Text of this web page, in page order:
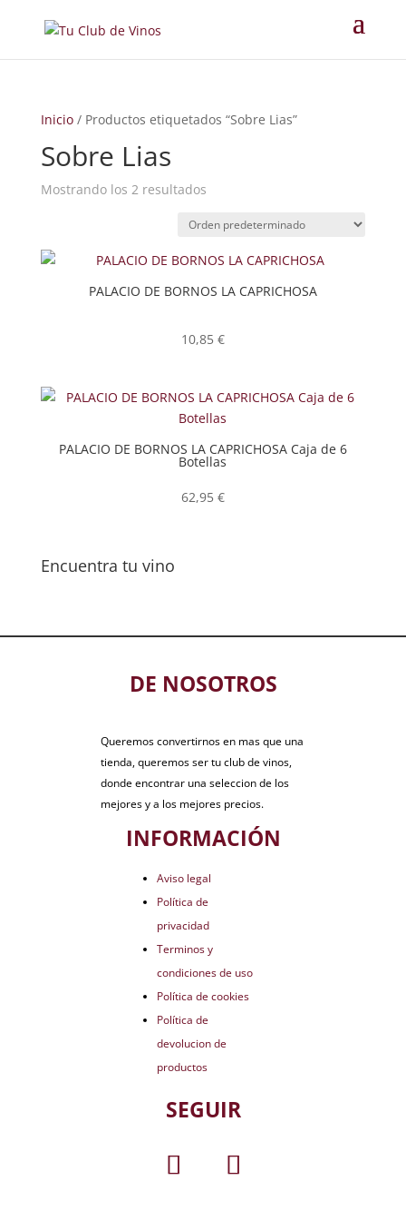
Inicio/ Productos etiquetados “Sobre Lias”
Sobre Lias
Mostrando los 2 resultados
PALACIO DE BORNOS LA CAPRICHOSA
10,85 €
PALACIO DE BORNOS LA CAPRICHOSA Caja de 6
Botellas
62,95 €
Encuentra tu vino
DE NOSOTROS
Queremos convertirnos en mas que una
tienda, queremos ser tu club de vinos,
donde encontrar una seleccion de los
mejores y a los mejores precios.
INFORMACIÓN
Aviso legal
Política de
privacidad
Terminos y
condiciones de uso
Política de cookies
Política de
devolucion de
productos
SEGUIR